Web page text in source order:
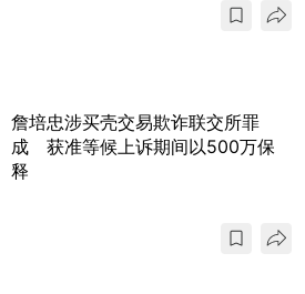
詹培忠涉买壳交易欺诈联交所罪
成 获准等候上诉期间以500万保
释